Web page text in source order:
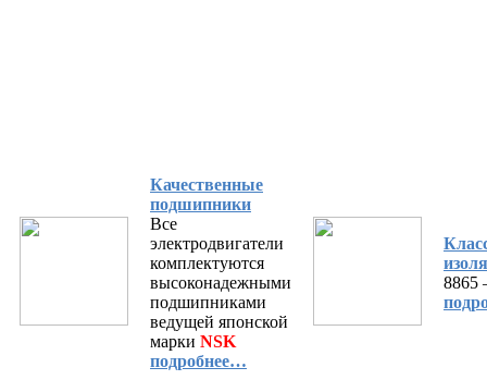
Качественные
подшипники
Все
электродвигатели
комплектуются
высоконадежными
подшипниками
ведущей японской
марки NSK
подробнее…
8865